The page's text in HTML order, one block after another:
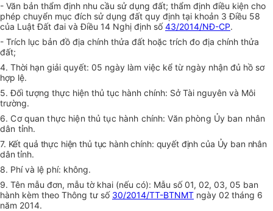
- Văn bản thẩm định nhu cầu sử dụng đất; thẩm định điều kiện cho
phép chuyển mục đích sử dụng đất quy định tại khoản 3 Điều 58
của Luật Đất đai và Điều 14 Nghị định số43/2014/NĐ-CP.
- Trích lục bản đồ địa chính thửa đất hoặc trích đo địa chính thửa
đất;
4. Thời hạn giải quyết: 05 ngày làm việc kể từ ngày nhận đủ hồ sơ
hợp lệ.
5. Đối tượng thực hiện thủ tục hành chính: Sở Tài nguyên và Môi
trường.
6. Cơ quan thực hiện thủ tục hành chính: Văn phòng Ủy ban nhân
dân tỉnh.
7. Kết quả thực hiện thủ tục hành chính: quyết định của Ủy ban nhân
dân tỉnh.
8. Phí và lệ phí: không.
9. Tên mẫu đơn, mẫu tờ khai (nếu có): Mẫu số 01, 02, 03, 05 ban
hành kèm theo Thông tư số 30/2014/TT-BTNMT ngày 02 tháng 6
năm 2014.